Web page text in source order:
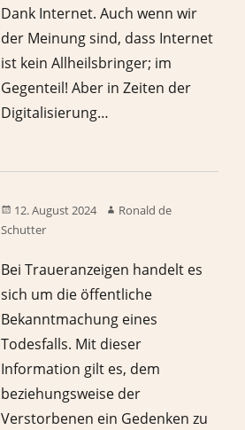
Dank Internet. Auch wenn wir
der Meinung sind, dass Internet
ist kein Allheilsbringer; im
Gegenteil! Aber in Zeiten der
Digitalisierung…
12. August 2024
Ronald de
Schutter
Bei Traueranzeigen handelt es
sich um die öffentliche
Bekanntmachung eines
Todesfalls. Mit dieser
Information gilt es, dem
beziehungsweise der
Verstorbenen ein Gedenken zu